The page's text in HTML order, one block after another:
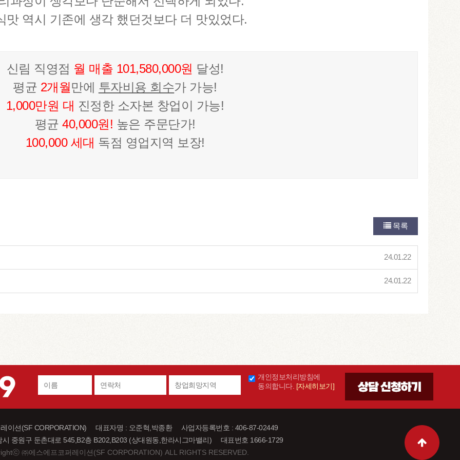
맛 역시 기존에 생각 했던것보다 더 맛있었다.
신림 직영점 월 매출 101,580,000원 달성!
평균 2개월만에 투자비용 회수가 가능!
1,000만원 대 진정한 소자본 창업이 가능!
평균 40,000원! 높은 주문단가!
100,000 세대 독점 영업지역 보장!
목록
24.01.22
24.01.22
개인정보처리방침에
동의합니다. [자세히보기]
이션(SF CORPORATION) 대표자명 : 오준혁,박종환 사업자등록번호 : 406-87-02449
시 중원구 둔촌대로 545,B2층 B202,B203 (상대원동,한라시그마밸리) 대표번호 1666-1729
ⓒ ㈜에스에프코퍼레이션(SF CORPORATION) ALL RIGHTS RESERVED.